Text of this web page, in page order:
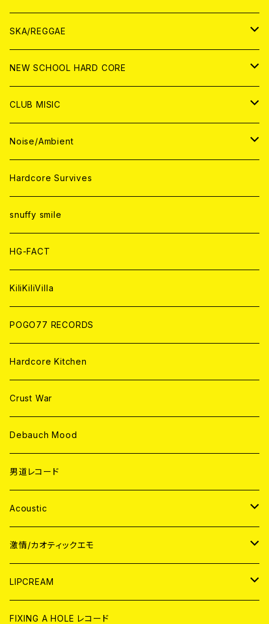
ANALOG
ANALOG
ANALOG
CD
CD
ANALOG
WORLD
CD
ANALOG
JAPAN
CD
ANALOG
WORLD
CD
ANALOG
SKA/REGGAE
JAPAN
CD
ANALOG
WORLD
CD
ANALOG
NEW SCHOOL HARD CORE
JAPAN
CD
ANALOG
WORLD
CD
ANALOG
CLUB MISIC
JAPAN
CD
ANALOG
WORLD
CD
ANALOG
Noise/Ambient
JAPAN
CD
ANALOG
WORLD
CD
ANALOG
Hardcore Survives
snuffy smile
HG-FACT
KiliKiliVilla
POGO77 RECORDS
Hardcore Kitchen
Crust War
Debauch Mood
男道レコード
Acoustic
JAPAN
CD
ANALOG
WORLD
CD
激情/カオティックエモ
JAPAN
CD
WORLD
LIPCREAM
CD
FIXING A HOLE レコード